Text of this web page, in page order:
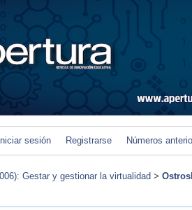
Iniciar sesión Registrarse Números
Gestar y gestionar la virtualidad >